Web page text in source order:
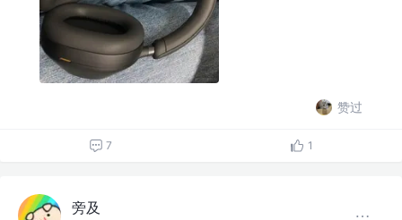
赞过
7 1
旁及